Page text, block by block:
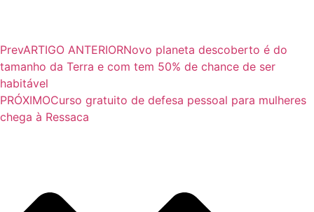
PrevARTIGO ANTERIORNovo planeta descoberto é do
tamanho da Terra e com tem 50% de chance de ser
habitável
PRÓXIMOCurso gratuito de defesa pessoal para mulheres
chega à Ressaca